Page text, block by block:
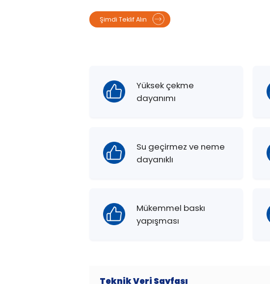
Şimdi Teklif Alın
Yüksek çekme
dayanımı
Su geçirmez ve neme
dayanıklı
Mükemmel baskı
yapışması
Teknik Veri Sayfası